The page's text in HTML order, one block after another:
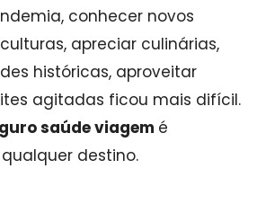
conhecer novos
apreciar culinárias,
históricas, aproveitar
agitadas ficou mais difícil.
saúde viagem é
destino.